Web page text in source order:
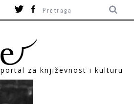
portal za književnost i kulturu